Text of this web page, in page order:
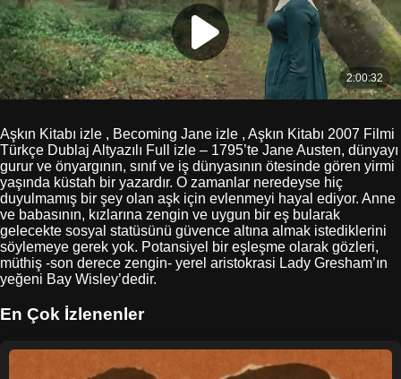
Aşkın Kitabı izle , Becoming Jane izle , Aşkın Kitabı 2007 Filmi
Türkçe Dublaj Altyazılı Full izle – 1795’te Jane Austen, dünyayı
gurur ve önyargının, sınıf ve iş dünyasının ötesinde gören yirmi
yaşında küstah bir yazardır. O zamanlar neredeyse hiç
duyulmamış bir şey olan aşk için evlenmeyi hayal ediyor. Anne
ve babasının, kızlarına zengin ve uygun bir eş bularak
gelecekte sosyal statüsünü güvence altına almak istediklerini
söylemeye gerek yok. Potansiyel bir eşleşme olarak gözleri,
müthiş -son derece zengin- yerel aristokrasi Lady Gresham’ın
yeğeni Bay Wisley’dedir.
En Çok İzlenenler